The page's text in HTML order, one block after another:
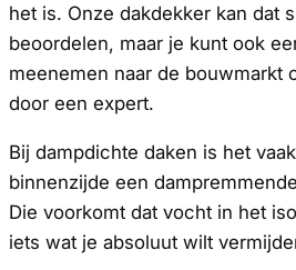
het is. Onze dakdekker kan dat
beoordelen, maar je kunt ook
meenemen naar de bouwmarkt
door een expert.
Bij dampdichte daken is het
binnenzijde een
Die voorkomt dat vocht in het
iets wat je absoluut wilt